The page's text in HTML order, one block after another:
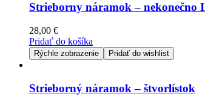
Strieborny náramok – nekonečno
28,00 €
Pridať do košíka
Rýchle zobrazenie Pridať do wishlist
Strieborný náramok – štvorlístok